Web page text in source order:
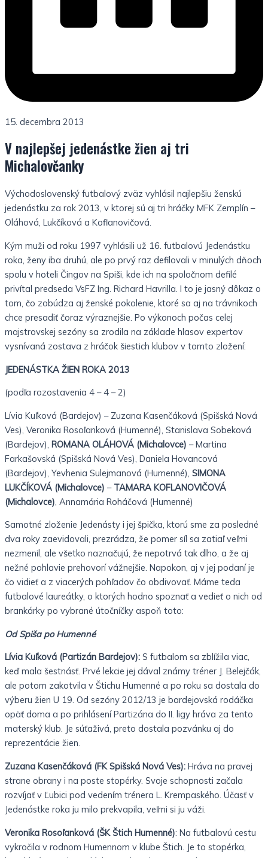
15. decembra 2013
V najlepšej jedenástke žien aj tri
Michalovčanky
Východoslovenský futbalový zväz vyhlásil najlepšiu ženskú
jedenástku za rok 2013, v ktorej sú aj tri hráčky MFK Zemplín –
Oláhová, Lukčíková a Koflanovičová.
Kým muži od roku 1997 vyhlásili už 16. futbalovú Jedenástku
roka, ženy iba druhú, ale po prvý raz defilovali v minulých dňoch
spolu v hoteli Čingov na Spiši, kde ich na spoločnom defilé
privítal predseda VsFZ Ing. Richard Havrilla. I to je jasný dôkaz o
tom, čo zobúdza aj ženské pokolenie, ktoré sa aj na trávnikoch
chce presadiť čoraz výraznejšie. Po výkonoch počas celej
majstrovskej sezóny sa zrodila na základe hlasov expertov
vysnívaná zostava z hráčok šiestich klubov v tomto zložení:
JEDENÁSTKA ŽIEN ROKA 2013
(podľa rozostavenia 4 – 4 – 2)
Lívia Kuľková (Bardejov) – Zuzana Kasenčáková (Spišská Nová
Ves), Veronika Rosoľanková (Humenné), Stanislava Sobeková
(Bardejov), ROMANA OLÁHOVÁ (Michalovce) – Martina
Farkašovská (Spišská Nová Ves), Daniela Hovancová
(Bardejov), Yevhenia Sulejmanová (Humenné), SIMONA
LUKČÍKOVÁ (Michalovce) – TAMARA KOFLANOVIČOVÁ
(Michalovce) , Annamária Roháčová (Humenné)
Samotné zloženie Jedenásty i jej špička, ktorú sme za posledné
dva roky zaevidovali, prezrádza, že pomer síl sa zatiaľ veľmi
nezmenil, ale všetko naznačujú, že nepotrvá tak dlho, a že aj
nežné pohlavie prehovorí vážnejšie. Napokon, aj v jej podaní je
čo vidieť a z viacerých pohľadov čo obdivovať. Máme teda
futbalové laureátky, o ktorých hodno spoznať a vedieť o nich od
brankárky po vybrané útočníčky aspoň toto:
Od Spiša po Humenné
Lívia Kuľková (Partizán Bardejov): S futbalom sa zblížila viac,
keď mala šestnásť. Prvé lekcie jej dával známy tréner J. Belejčák,
ale potom zakotvila v Štichu Humenné a po roku sa dostala do
výberu žien U 19. Od sezóny 2012/13 je bardejovská rodáčka
opäť doma a po prihlásení Partizána do II. ligy hráva za tento
materský klub. Je súťaživá, preto dostala pozvánku aj do
reprezentácie žien.
Zuzana Kasenčáková (FK Spišská Nová Ves): Hráva na pravej
strane obrany i na poste stopérky. Svoje schopnosti začala
rozvíjať v Ľubici pod vedením trénera L. Krempaského. Účasť v
Jedenástke roka ju milo prekvapila, veľmi si ju váži.
Veronika Rosoľanková (ŠK Štich Humenné): Na futbalovú cestu
vykročila v rodnom Humennom v klube Štich. Je to stopérka,